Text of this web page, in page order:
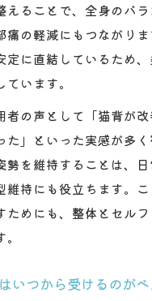
えることで、全身のバラ
痛の軽減にもつながり
定に直結しているため
います。
者の声として「猫背が
た」といった実感が多
勢を維持することは、
維持にも役立ちます。
ためにも、整体とセル
いつから受けるのが